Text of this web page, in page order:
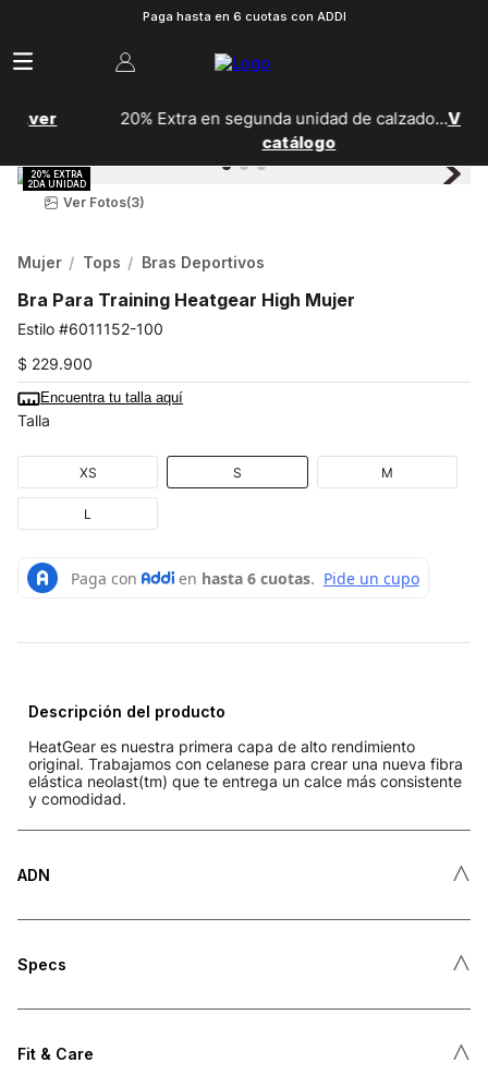
Paga hasta en 6 cuotas con ADDI
20% Extra en segunda unidad de calzado...Ver
catálogo
Ver Fotos(3)
Mujer Tops Bras Deportivos
Bra Para Training Heatgear High Mujer
6011152-100
$ 229.900
Encuentra tu talla aquí
Talla
XS S M
L
Descripción del producto
HeatGear es nuestra primera capa de alto rendimiento
original. Trabajamos con celanese para crear una nueva fibra
elástica neolast(tm) que te entrega un calce más consistente
y comodidad.
ADN ˄
Specs ˄
Fit & Care ˄